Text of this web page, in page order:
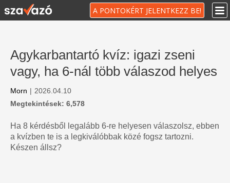
A PONTOKÉRT JELENTKEZZ BE!
Agykarbantartó kvíz: igazi zseni
vagy, ha 6-nál több válaszod helyes
Morn | 2026.04.10
Megtekintések: 6,578
Ha 8 kérdésből legalább 6-re helyesen válaszolsz, ebben
a kvízben te is a legkiválóbbak közé fogsz tartozni.
Készen állsz?